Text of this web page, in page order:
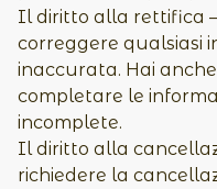
Il diritto alla rettifica
correggere qualsiasi
inaccurata. Hai
completare le
incomplete.
Il diritto alla
richiedere la